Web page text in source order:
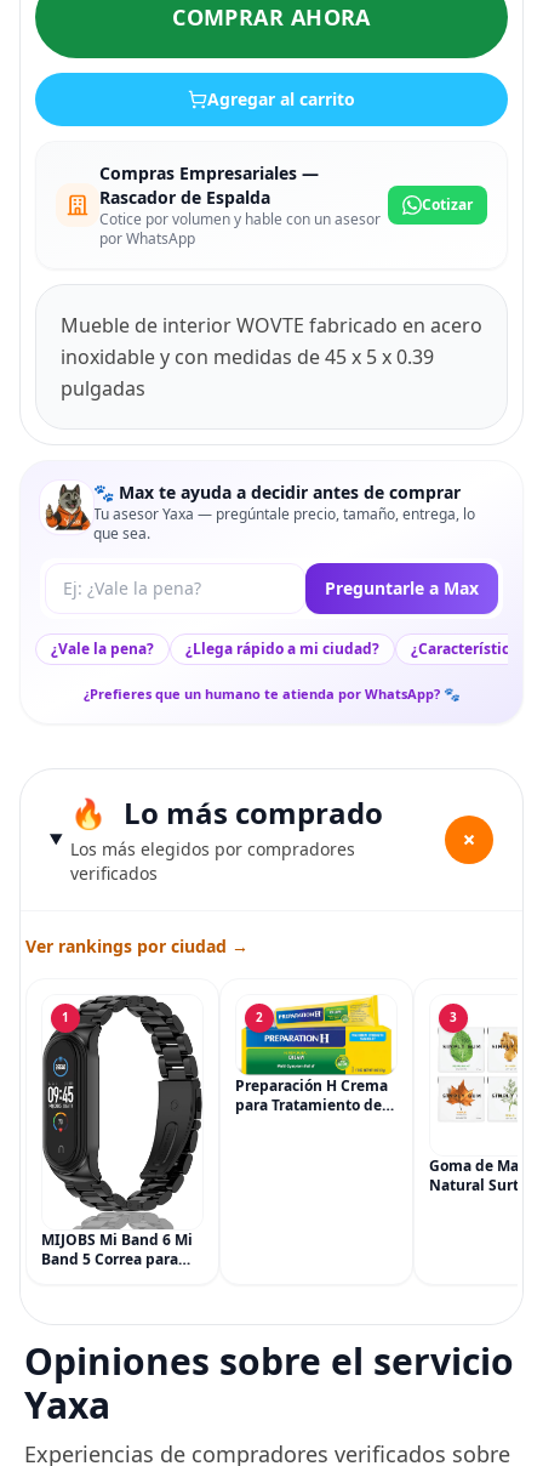
COMPRAR AHORA
Agregar al carrito
Compras Empresariales —
Rascador de Espalda
Cotice por volumen y hable con un asesor
por WhatsApp
Cotizar
Mueble de interior WOVTE fabricado en acero
inoxidable y con medidas de 45 x 5 x 0.39
pulgadas
🐾 Max te ayuda a decidir antes de comprar
Tu asesor Yaxa — pregúntale precio, tamaño, entrega, lo
que sea.
Tu pregunta a Max Preguntarle a Max
¿Vale la pena? ¿Llega rápido a mi ciudad? ¿Características
¿Prefieres que un humano te atienda por WhatsApp? 🐾
Lo más comprado
Los más elegidos por compradores
verificados
+
Ver rankings por ciudad →
1
MIJOBS Mi Band 6 Mi
Band 5 Correa para
de metal para Mi
Smart Band 6
2
Preparación H Crema
para Tratamiento de
3
Goma de
Natural
Opiniones sobre el servicio
Yaxa
Experiencias de compradores verificados sobre